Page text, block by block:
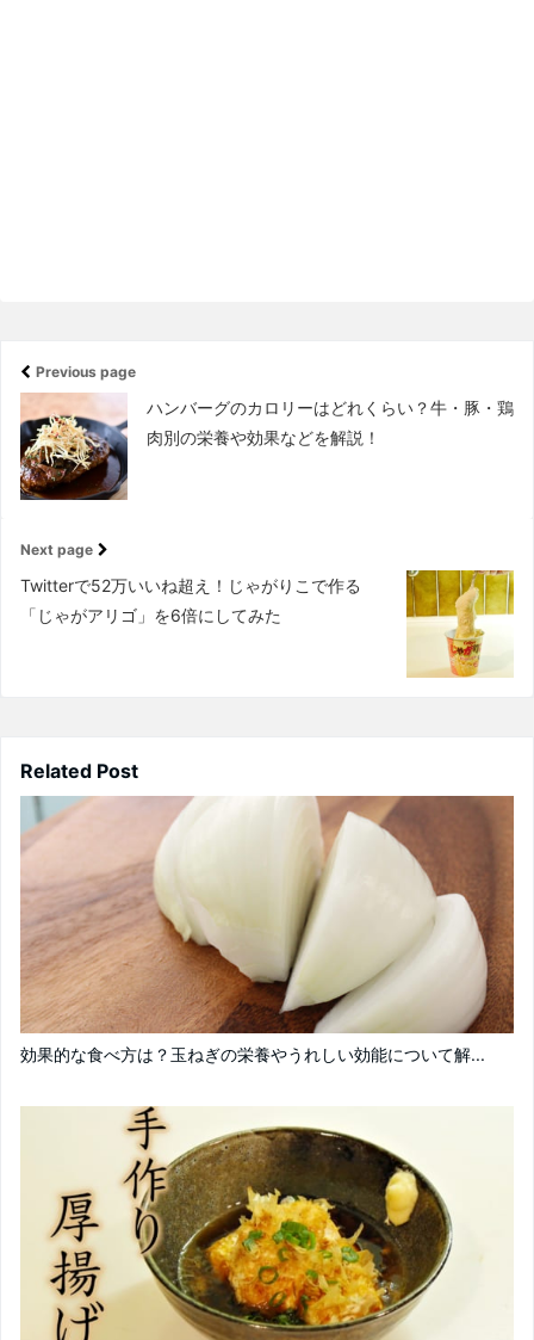
Previous page
ハンバーグのカロリーはどれくらい？牛・豚・鶏
肉別の栄養や効果などを解説！
Next page
Twitterで52万いいね超え！じゃがりこで作る
「じゃがアリゴ」を6倍にしてみた
Related Post
効果的な食べ方は？玉ねぎの栄養やうれしい効能について解...